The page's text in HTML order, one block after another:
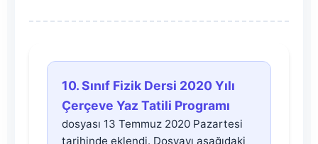
10.
Sınıf
10. Sınıf Fizik Dersi 2020 Yılı
Çerçeve Yaz Tatili Programı
dosyası 13 Temmuz 2020 Pazartesi
tarihinde eklendi. Dosyayı aşağıdaki